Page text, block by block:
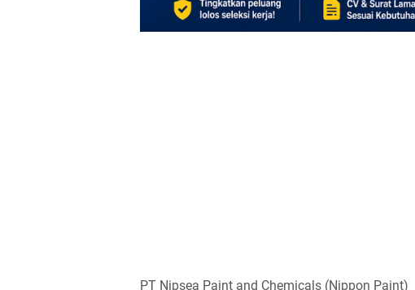
PT Nipsea Paint and Chemicals (Nippon Paint)